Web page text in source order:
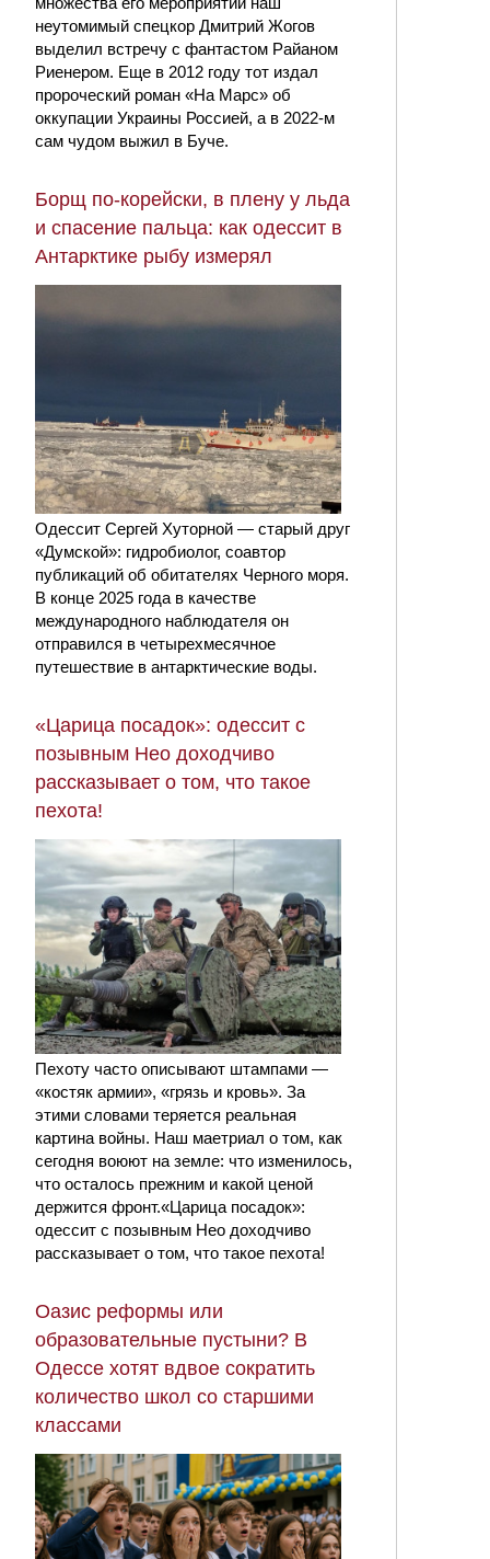
неутомимый спецкор Дмитрий Жогов
выделил встречу с фантастом Райаном
Риенером. Еще в 2012 году тот издал
пророческий роман «На Марс» об
оккупации Украины Россией, а в 2022-м
сам чудом выжил в Буче.
Борщ по-корейски, в плену у льда
и спасение пальца: как одессит в
Антарктике рыбу измерял
Одессит Сергей Хуторной — старый друг
«Думской»: гидробиолог, соавтор
публикаций об обитателях Черного моря.
В конце 2025 года в качестве
международного наблюдателя он
отправился в четырехмесячное
путешествие в антарктические воды.
«Царица посадок»: одессит с
позывным Нео доходчиво
рассказывает о том, что такое
пехота!
Пехоту часто описывают штампами —
«костяк армии», «грязь и кровь». За
этими словами теряется реальная
картина войны. Наш маетриал о том, как
сегодня воюют на земле: что изменилось,
что осталось прежним и какой ценой
держится фронт.«Царица посадок»:
одессит с позывным Нео доходчиво
рассказывает о том, что такое пехота!
Оазис реформы или
образовательные пустыни? В
Одессе хотят вдвое сократить
количество школ со старшими
классами